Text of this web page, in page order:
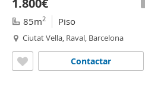
1.800€
85m2 Piso
Ciutat Vella, Raval, Barcelona
Contactar